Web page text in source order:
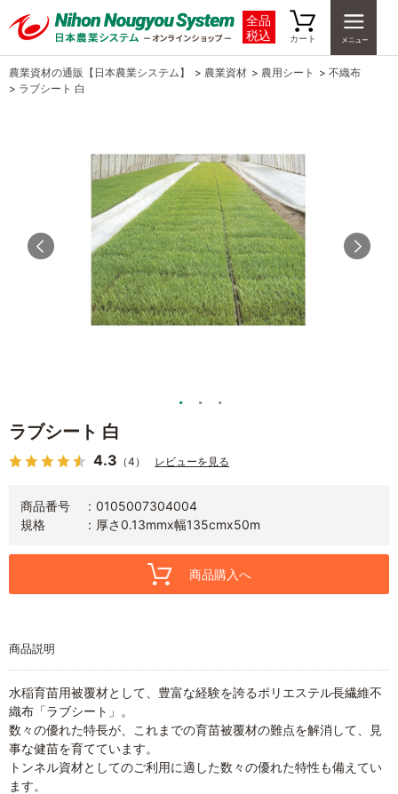
全品
税込
カート
農業資材の通販【日本農業システム】 > 農業資材 > 農用シート > 不織布
> ラブシート 白
ラブシート 白
4.3 （4） レビューを見る
商品番号
0105007304004
規格
厚さ0.13mmx幅135cmx50m
商品購入へ
商品説明
水稲育苗用被覆材として、豊富な経験を誇るポリエステル長繊維不
織布「ラブシート」。
数々の優れた特長が、これまでの育苗被覆材の難点を解消して、見
事な健苗を育てています。
トンネル資材としてのご利用に適した数々の優れた特性も備えてい
ます。